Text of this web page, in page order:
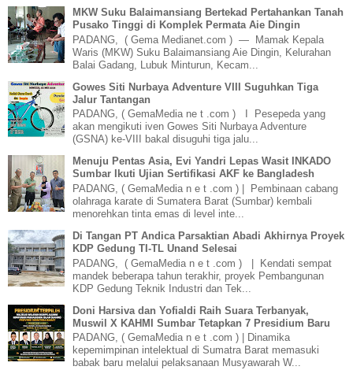
MKW Suku Balaimansiang Bertekad Pertahankan Tanah
Pusako Tinggi di Komplek Permata Aie Dingin
PADANG, ( Gema Medianet.com ) — Mamak Kepala
Waris (MKW) Suku Balaimansiang Aie Dingin, Kelurahan
Balai Gadang, Lubuk Minturun, Kecam...
Gowes Siti Nurbaya Adventure VIII Suguhkan Tiga
Jalur Tantangan
PADANG, ( GemaMedia ne t .com ) I Pesepeda yang
akan mengikuti iven Gowes Siti Nurbaya Adventure
(GSNA) ke-VIII bakal disuguhi tiga jalu...
Menuju Pentas Asia, Evi Yandri Lepas Wasit INKADO
Sumbar Ikuti Ujian Sertifikasi AKF ke Bangladesh
PADANG, ( GemaMedia n e t .com ) | Pembinaan cabang
olahraga karate di Sumatera Barat (Sumbar) kembali
menorehkan tinta emas di level inte...
Di Tangan PT Andica Parsaktian Abadi Akhirnya Proyek
KDP Gedung TI-TL Unand Selesai
PADANG, ( GemaMedia n e t .com ) | Kendati sempat
mandek beberapa tahun terakhir, proyek Pembangunan
KDP Gedung Teknik Industri dan Tek...
Doni Harsiva dan Yofialdi Raih Suara Terbanyak,
Muswil X KAHMI Sumbar Tetapkan 7 Presidium Baru
PADANG, ( GemaMedia n e t .com ) | Dinamika
kepemimpinan intelektual di Sumatra Barat memasuki
babak baru melalui pelaksanaan Musyawarah W...